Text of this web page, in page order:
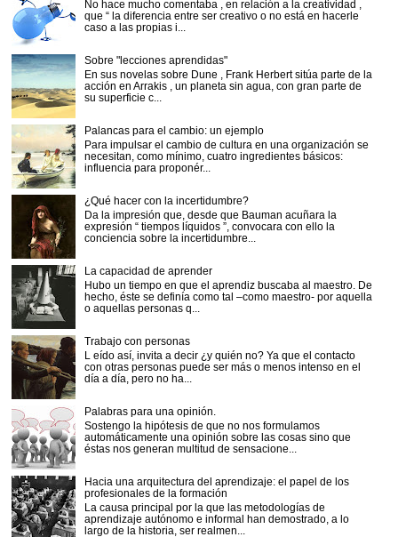
No hace mucho comentaba , en relación a la creatividad ,
que “ la diferencia entre ser creativo o no está en hacerle
caso a las propias i...
Sobre "lecciones aprendidas"
En sus novelas sobre Dune , Frank Herbert sitúa parte de la
acción en Arrakis , un planeta sin agua, con gran parte de
su superficie c...
Palancas para el cambio: un ejemplo
Para impulsar el cambio de cultura en una organización se
necesitan, como mínimo, cuatro ingredientes básicos:
influencia para proponér...
¿Qué hacer con la incertidumbre?
Da la impresión que, desde que Bauman acuñara la
expresión “ tiempos líquidos ”, convocara con ello la
conciencia sobre la incertidumbre...
La capacidad de aprender
Hubo un tiempo en que el aprendiz buscaba al maestro. De
hecho, éste se definía como tal –como maestro- por aquella
o aquellas personas q...
Trabajo con personas
L eído así, invita a decir ¿y quién no? Ya que el contacto
con otras personas puede ser más o menos intenso en el
día a día, pero no ha...
Palabras para una opinión.
Sostengo la hipótesis de que no nos formulamos
automáticamente una opinión sobre las cosas sino que
éstas nos generan multitud de sensacione...
Hacia una arquitectura del aprendizaje: el papel de los
profesionales de la formación
La causa principal por la que las metodologías de
aprendizaje autónomo e informal han demostrado, a lo
largo de la historia, ser realmen...